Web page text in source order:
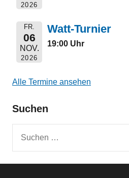
2026
FR.
06
NOV.
2026
Watt-Turnier
19:00 Uhr
Alle Termine ansehen
Suchen